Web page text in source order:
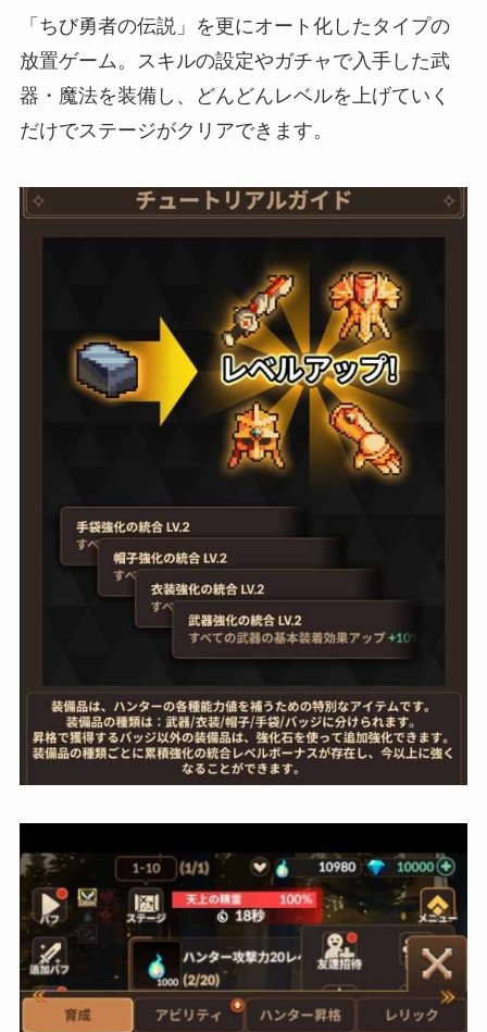
「ちび勇者の伝説」を更にオート化したタイプの
放置ゲーム。スキルの設定やガチャで入手した武
器・魔法を装備し、どんどんレベルを上げていく
だけでステージがクリアできます。